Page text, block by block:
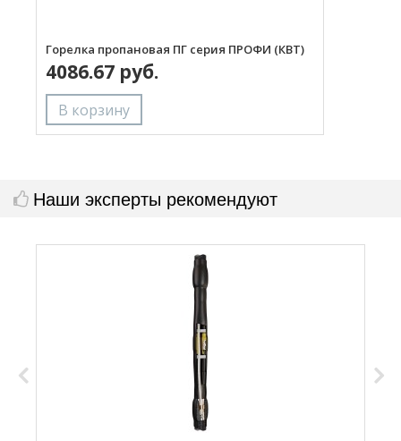
Горелка пропановая ПГ серия ПРОФИ (КВТ)
4086.67 руб.
Наши эксперты рекомендуют